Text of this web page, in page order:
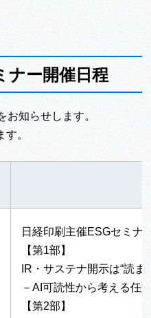
ナー開催日程
お知らせします。
。
日経印刷主催ESGセミナ
【第1部】
IR・サステナ開示は“読ま
－AI可読性から考える任
【第2部】